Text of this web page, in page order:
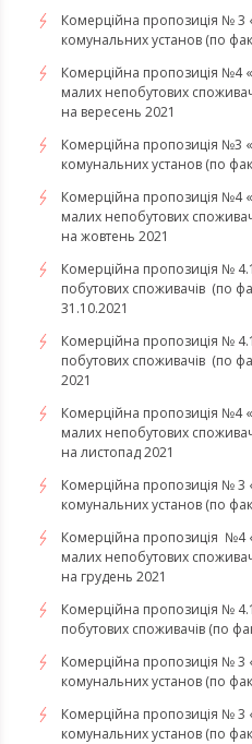
Комерційна пропозиція №
комунальних установ (по
Комерційна пропозиція №4
малих непобутових
на вересень 2021
Комерційна пропозиція №3
комунальних установ (по
Комерційна пропозиція №4
малих непобутових
на жовтень 2021
Комерційна пропозиція №
побутових споживачів (по
31.10.2021
​​​​​​​Комерційна пропозиція №
побутових споживачів (по
2021
Комерційна пропозиція №4
малих непобутових
на листопад 2021
Комерційна пропозиція №
комунальних установ (по
Комерційна пропозиція №4
малих непобутових
на грудень 2021
Комерційна пропозиція №
побутових споживачів (по
Комерційна пропозиція №
комунальних установ (по
​​​​​​Комерційна пропозиція №
комунальних установ (по